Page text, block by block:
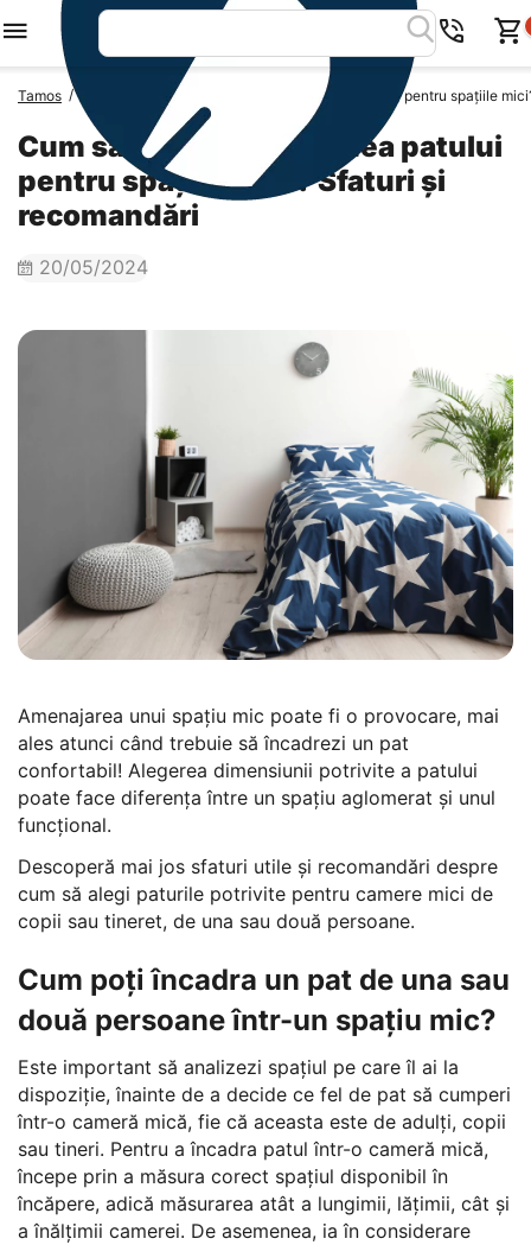
Tamos / Cum să alegi dimensiunea patului pentru spațiile
Cum să alegi dimensiunea patului
pentru spațiile mici? Sfaturi și
recomandări
20/05/2024
Amenajarea unui spațiu mic poate fi o provocare, mai
ales atunci când trebuie să încadrezi un pat
confortabil! Alegerea dimensiunii potrivite a patului
poate face diferența între un spațiu aglomerat și unul
funcțional.
Descoperă mai jos sfaturi utile și recomandări despre
cum să alegi paturile potrivite pentru camere mici de
copii sau tineret, de una sau două persoane.
Cum poți încadra un pat de una sau
două persoane într-un spațiu mic?
Este important să analizezi spațiul pe care îl ai la
dispoziție, înainte de a decide ce fel de pat să cumperi
într-o cameră mică, fie că aceasta este de adulți, copii
sau tineri. Pentru a încadra patul într-o cameră mică,
începe prin a măsura corect spațiul disponibil în
încăpere, adică măsurarea atât a lungimii, lățimii, cât și
a înălțimii camerei. De asemenea, ia în considerare